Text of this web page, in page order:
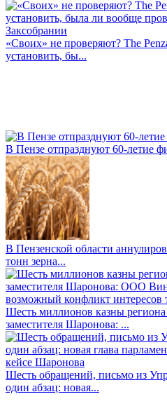
«Своих» не проверяют? The
установить, бы...
В Пензе отпразднуют 60-летие
В Пензенской области
тонн зерна...
Шесть миллионов казны
заместителя Шаронова: ...
Шесть обращений, письмо из
один абзац: новая...